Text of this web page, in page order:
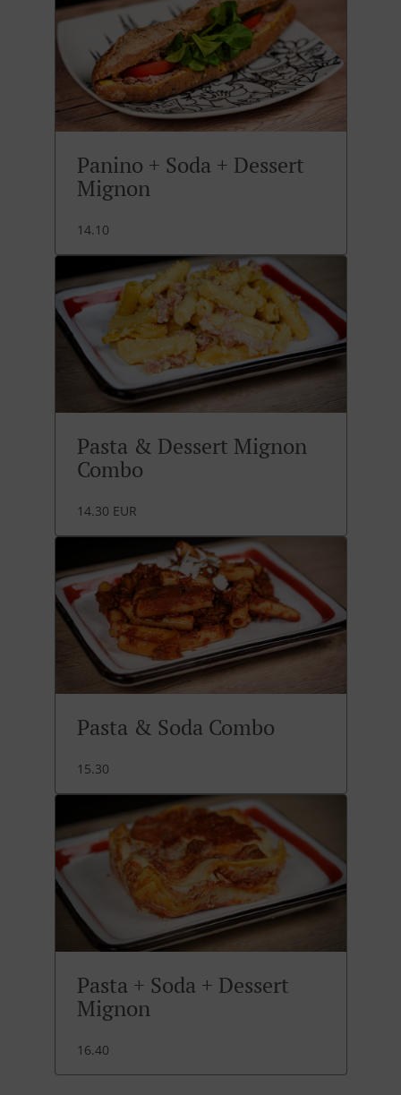
Panino + Soda + Dessert
Mignon
14.10
Pasta & Dessert Mignon
Combo
14.30 EUR
Pasta & Soda Combo
15.30
Pasta + Soda + Dessert
Mignon
16.40